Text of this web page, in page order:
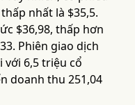
nhất là $35,5.
$36,98, thấp hơn
Phiên giao dịch
6,5 triệu cổ
doanh thu 251,04